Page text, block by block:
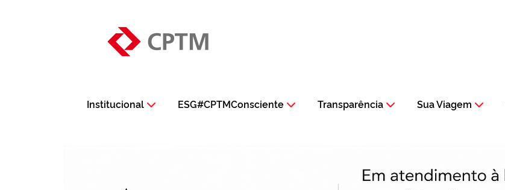
Institucional ESG#CPTMConsciente Transparência Sua Viagem